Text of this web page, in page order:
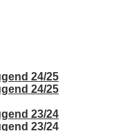
24/25
24/25
23/24
23/24